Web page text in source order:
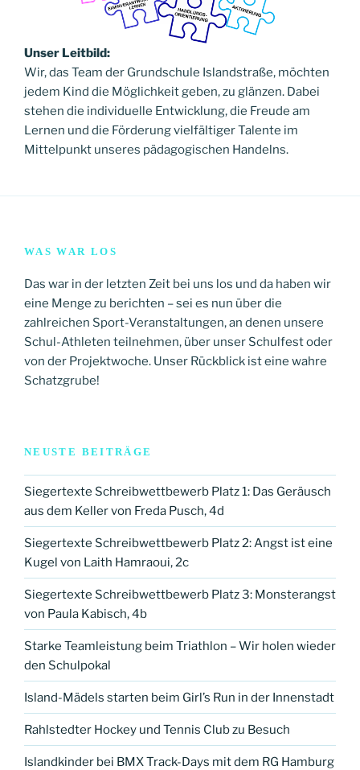
Unser Leitbild:
Wir, das Team der Grundschule Islandstraße, möchten
jedem Kind die Möglichkeit geben, zu glänzen. Dabei
stehen die individuelle Entwicklung, die Freude am
Lernen und die Förderung vielfältiger Talente im
Mittelpunkt unseres pädagogischen Handelns.
WAS WAR LOS
Das war in der letzten Zeit bei uns los und da haben wir
eine Menge zu berichten – sei es nun über die
zahlreichen Sport-Veranstaltungen, an denen unsere
Schul-Athleten teilnehmen, über unser Schulfest oder
von der Projektwoche. Unser Rückblick ist eine wahre
Schatzgrube!
NEUSTE BEITRÄGE
Siegertexte Schreibwettbewerb Platz 1: Das Geräusch
aus dem Keller von Freda Pusch, 4d
Siegertexte Schreibwettbewerb Platz 2: Angst ist eine
Kugel von Laith Hamraoui, 2c
Siegertexte Schreibwettbewerb Platz 3: Monsterangst
von Paula Kabisch, 4b
Starke Teamleistung beim Triathlon – Wir holen wieder
den Schulpokal
Island-Mädels starten beim Girl’s Run in der Innenstadt
Rahlstedter Hockey und Tennis Club zu Besuch
Islandkinder bei BMX Track-Days mit dem RG Hamburg